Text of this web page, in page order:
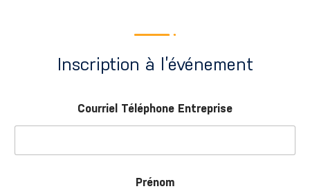
Inscription à l’événement
Courriel Téléphone Entreprise
Prénom